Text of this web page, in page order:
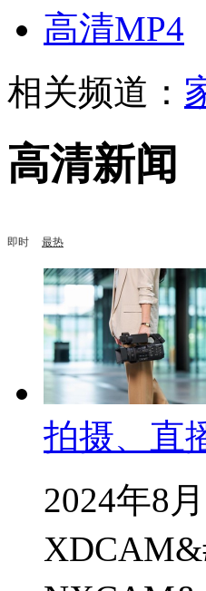
高清MP4
相关频道：
高清新闻
即时 最热
拍摄、直
2024年8